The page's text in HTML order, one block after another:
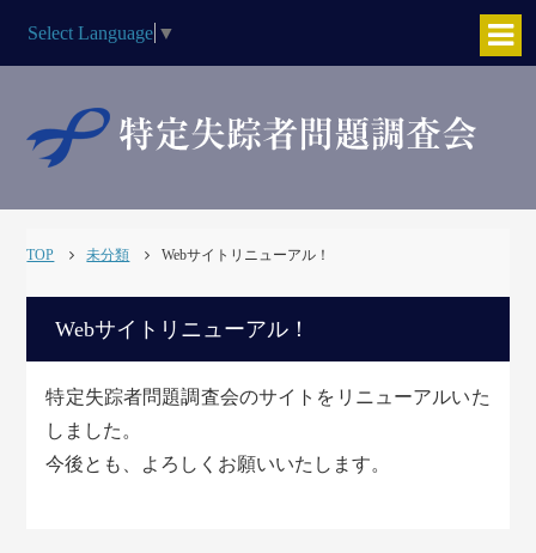
Select Language ▼
TOP 未分類 Webサイトリニューアル！
Webサイトリニューアル！
特定失踪者問題調査会のサイトをリニューアルいた
しました。
今後とも、よろしくお願いいたします。